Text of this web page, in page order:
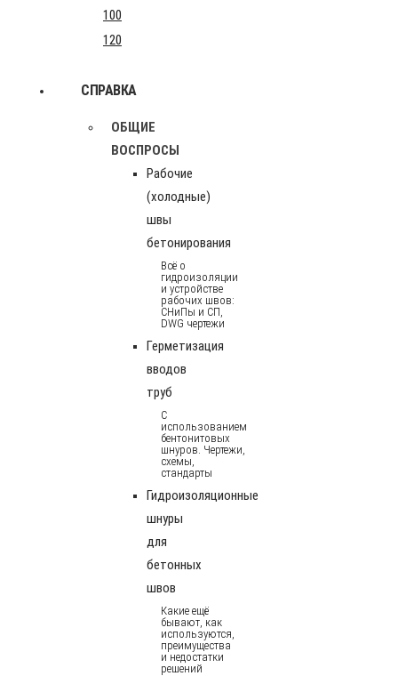
100
120
СПРАВКА
ОБЩИЕ
ВОСПРОСЫ
Рабочие
(холодные)
швы
бетонирования
Всё о
гидроизоляции
и устройстве
рабочих швов:
СНиПы и СП,
DWG чертежи
Герметизация
вводов
труб
С
использованием
бентонитовых
шнуров. Чертежи,
схемы,
стандарты
Гидроизоляционные
шнуры
для
бетонных
швов
Какие ещё
бывают, как
используются,
преимущества
и недостатки
решений